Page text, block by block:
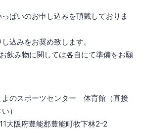
お申し込みを頂戴しておりま
をお奨め致します。
飲み物に関しては各自にて準備をお願
よのスポーツセンター 体育館（直接
）
大阪府豊能郡豊能町牧下林2-2